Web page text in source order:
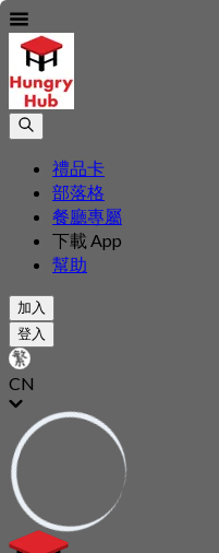
禮品卡
部落格
餐廳專屬
下載 App
幫助
加入
登入
CN